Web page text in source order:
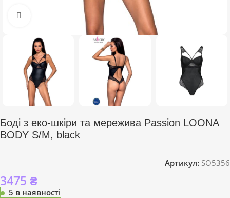
Click to enlarge
Боді з еко-шкіри та мережива Passion LOONA
BODY S/M, black
Артикул: SO5356
3475 ₴
5 в наявності